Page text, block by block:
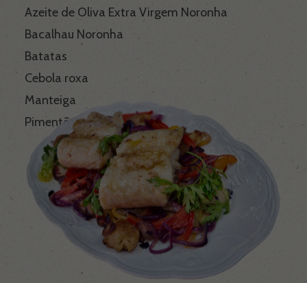
Noronha Distribuidora
Noronha Olive
Receitas
Blog
Azeite de Oliva Extra Virgem Noronha
Bacalhau Noronha
Batatas
Cebola roxa
Manteiga
Pimentões de várias cores